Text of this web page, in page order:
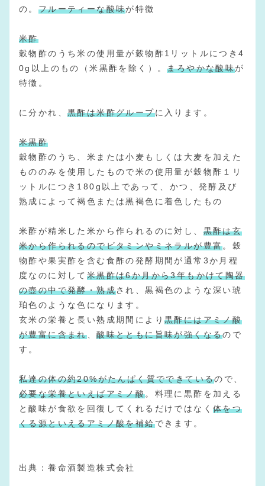
の。 フルーティーな酸味が特徴
米酢
穀物酢のうち米の使用量が穀物酢1リットルにつき4
0g以上のもの（米黒酢を除く）。まろやかな酸味が
特徴。
に分かれ、 黒酢は米酢グループに入ります。
米黒酢
穀物酢のうち、米または小麦もしくは大麦を加えた
もののみを使用したもので米の使用量が穀物酢１リ
ットルにつき180g以上であって、かつ、発酵及び
熟成によって褐色または黒褐色に着色したもの
米酢が精米した米から作られるのに対し、 黒酢は玄
米から作られるのでビタミンやミネラルが豊富。穀
物酢や果実酢を含む食酢の発酵期間が通常3か月程
度なのに対して 米黒酢は6か月から3年もかけて陶器
の壺の中で発酵・熟成され、黒褐色のような深い琥
珀色のような色になります。
玄米の栄養と長い熟成期間により 黒酢にはアミノ酸
が豊富に含まれ、酸味とともに旨味が強くなるので
す。
私達の体の約20%がたんぱく質でできているので、
必要な栄養といえばアミノ酸。料理に黒酢を加える
と酸味が食欲を回復してくれるだけではなく 体をつ
くる源といえるアミノ酸を補給できます。
出典：養命酒製造株式会社